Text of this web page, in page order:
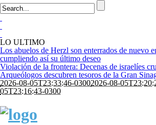
LO ULTIMO
Los abuelos de Herzl son enterrados de nuevo
cumpliendo así su último deseo
Violación de la frontera: Decenas de israelíes
Arqueólogos descubren tesoros de la Gran
2026-08-05T23:33:46-03002026-08-
05T23:16:43-0300